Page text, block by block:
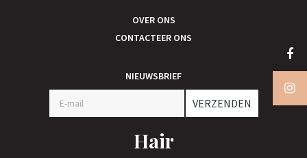
OVER ONS
CONTACTEER ONS
NIEUWSBRIEF
VERZENDEN
Hair